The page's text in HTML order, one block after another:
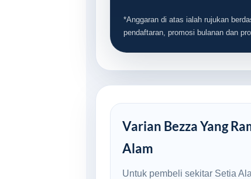
*Anggaran di atas ialah rujukan
pendaftaran, promosi bulanan dan
Varian Bezza Yang
Alam
Untuk pembeli sekitar Setia